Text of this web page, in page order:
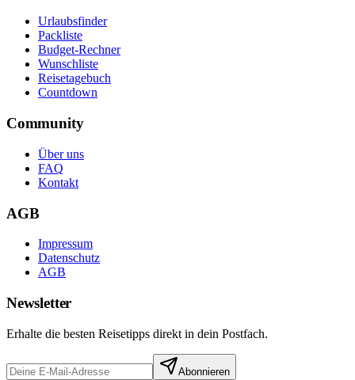
Urlaubsfinder
Packliste
Budget-Rechner
Wunschliste
Reisetagebuch
Countdown
Community
Über uns
FAQ
Kontakt
AGB
Impressum
Datenschutz
AGB
Newsletter
Erhalte die besten Reisetipps direkt in dein Postfach.
Abonnieren